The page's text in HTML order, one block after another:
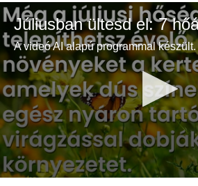
A videó AI alapú programmal készült.